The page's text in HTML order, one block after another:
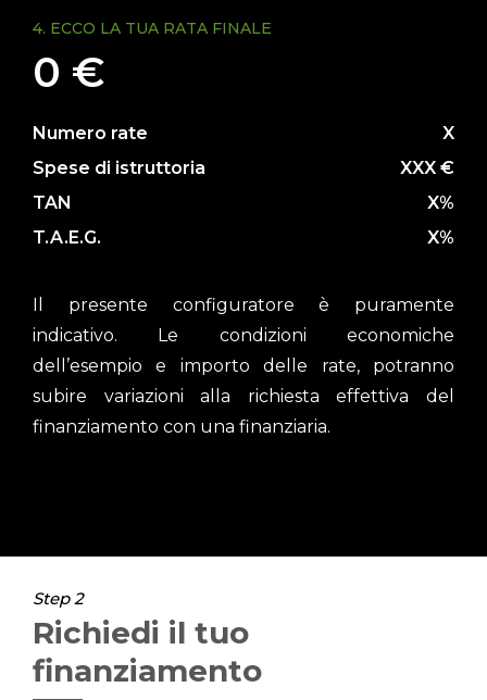
CONTATTI
4. ECCO LA TUA RATA FINALE
0 €
Numero rate
X
Spese di istruttoria
XXX €
TAN
X%
T.A.E.G.
X%
Il presente configuratore è puramente
indicativo. Le condizioni economiche
dell’esempio e importo delle rate, potranno
subire variazioni alla richiesta effettiva del
finanziamento con una finanziaria.
Step 2
Richiedi il tuo
finanziamento